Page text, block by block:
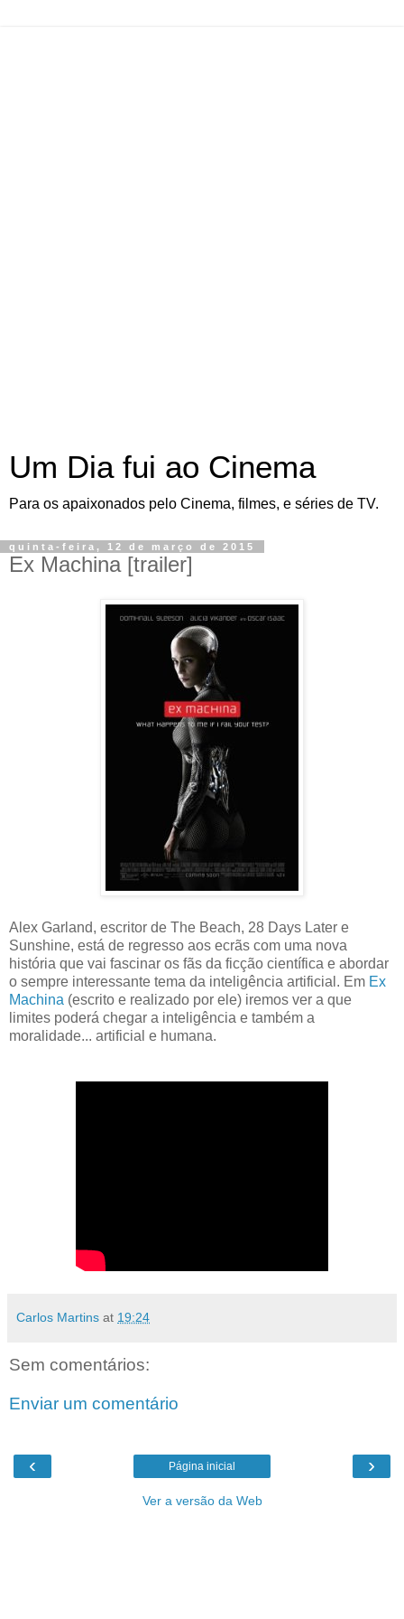
Um Dia fui ao Cinema
Para os apaixonados pelo Cinema, filmes, e séries de TV.
quinta-feira, 12 de março de 2015
Ex Machina [trailer]
Alex Garland, escritor de The Beach, 28 Days Later e
Sunshine, está de regresso aos ecrãs com uma nova
história que vai fascinar os fãs da ficção científica e abordar
o sempre interessante tema da inteligência artificial. Em Ex
Machina (escrito e realizado por ele) iremos ver a que
limites poderá chegar a inteligência e também a
moralidade... artificial e humana.
Carlos Martins at 19:24
Sem comentários:
Enviar um comentário
‹ ›
Página inicial
Ver a versão da Web